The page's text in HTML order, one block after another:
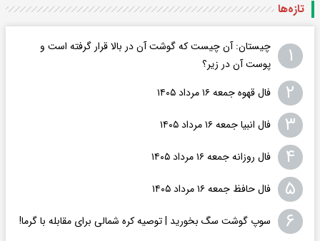
تازه‌ها
۱
چیستان: آن چیست که گوشت آن در بالا قرار گرفته است و
پوست آن در زیر؟
۲ فال قهوه جمعه ۱۶ مرداد ۱۴۰۵
۳ فال انبیا جمعه ۱۶ مرداد ۱۴۰۵
۴ فال روزانه جمعه ۱۶ مرداد ۱۴۰۵
۵ فال حافظ جمعه ۱۶ مرداد ۱۴۰۵
۶ سوپ گوشت سگ بخورید | توصیه کره شمالی برای مقابله با گرما!